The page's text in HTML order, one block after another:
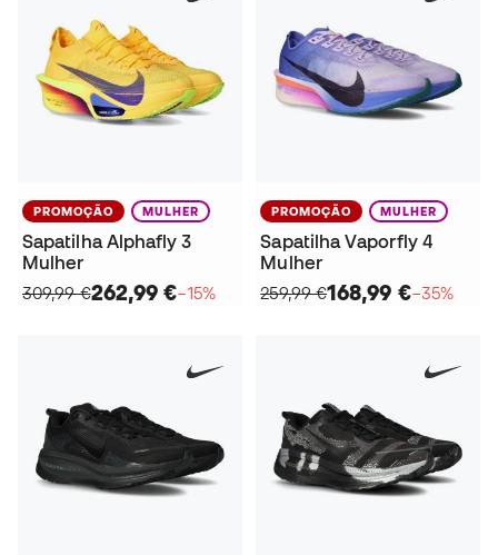
PROMOÇÃO MULHER
Sapatilha Alphafly 3
Mulher
309,99 €262,99 €−15%
PROMOÇÃO MULHER
Sapatilha Vaporfly 4
Mulher
259,99 €168,99 €−35%